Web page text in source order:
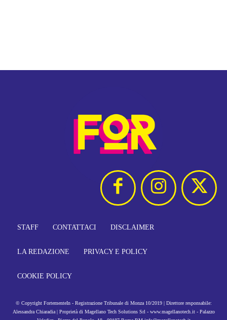
STAFF CONTATTACI DISCLAIMER
LA REDAZIONE PRIVACY E POLICY
COOKIE POLICY
© Copyright FortementeIn - Registrazione Tribunale di Monza 10/2019 | Direttore responsabile:
Alessandra Chiaradia | Proprietà di Magellano Tech Solutions Srl - www.magellanotech.it - Palazzo